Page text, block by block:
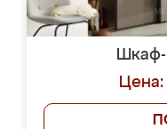
Цена: